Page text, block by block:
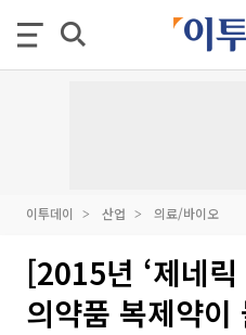
이투데이 산업 의료/바이오
[2015년 ‘제네
의약품 복제약이